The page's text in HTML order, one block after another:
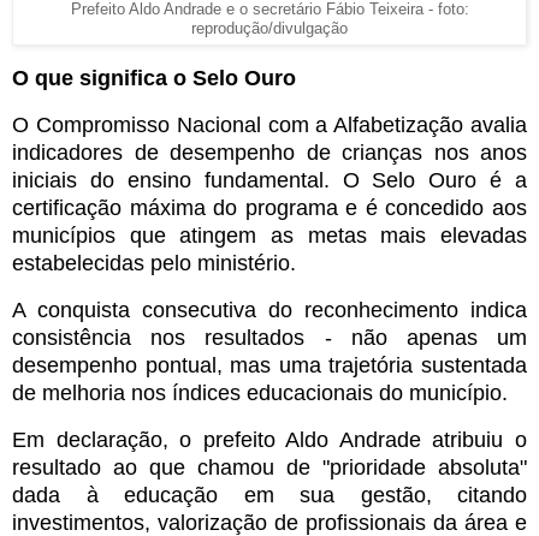
Prefeito Aldo Andrade e o secretário Fábio Teixeira - foto:
reprodução/divulgação
O que significa o Selo Ouro
O Compromisso Nacional com a Alfabetização avalia
indicadores de desempenho de crianças nos anos
iniciais do ensino fundamental. O Selo Ouro é a
certificação máxima do programa e é concedido aos
municípios que atingem as metas mais elevadas
estabelecidas pelo ministério.
A conquista consecutiva do reconhecimento indica
consistência nos resultados - não apenas um
desempenho pontual, mas uma trajetória sustentada
de melhoria nos índices educacionais do município.
Em declaração, o prefeito Aldo Andrade atribuiu o
resultado ao que chamou de "prioridade absoluta"
dada à educação em sua gestão, citando
investimentos, valorização de profissionais da área e